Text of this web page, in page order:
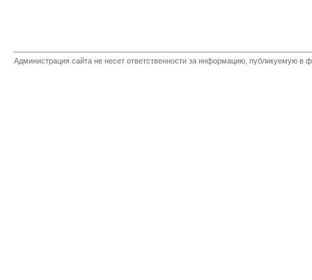
Администрация сайта не несет ответственности за информацию, публикуемую